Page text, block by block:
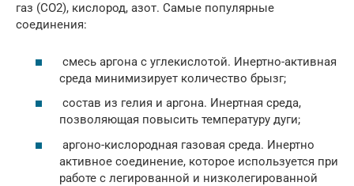
газ (СО2), кислород, азот. Самые популярные
соединения:
смесь аргона с углекислотой. Инертно-активная
среда минимизирует количество брызг;
состав из гелия и аргона. Инертная среда,
позволяющая повысить температуру дуги;
аргоно-кислородная газовая среда. Инертно
активное соединение, которое используется при
работе с легированной и низколегированной